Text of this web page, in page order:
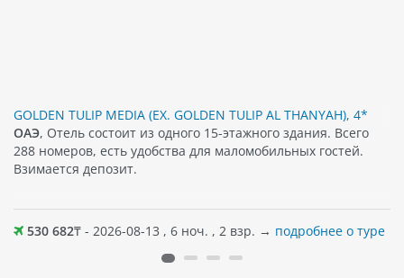
GOLDEN TULIP MEDIA (EX. GOLDEN TULIP AL THANYAH), 4*
ОАЭ, Отель состоит из одного 15-этажного здания. Всего
288 номеров, есть удобства для маломобильных гостей.
Взимается депозит.
530 682₸ - 2026-08-13 , 6 ноч. , 2 взр. → подробнее о туре